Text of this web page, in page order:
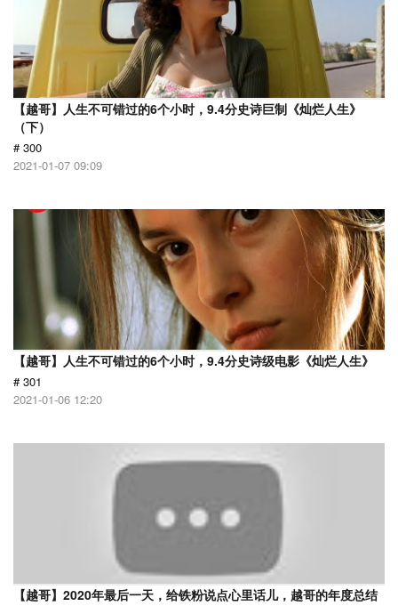
【越哥】人生不可错过的6个小时，9.4分史诗巨制《灿烂人生》
（下）
# 300
2021-01-07 09:09
【越哥】人生不可错过的6个小时，9.4分史诗级电影《灿烂人生》
# 301
2021-01-06 12:20
【越哥】2020年最后一天，给铁粉说点心里话儿，越哥的年度总结